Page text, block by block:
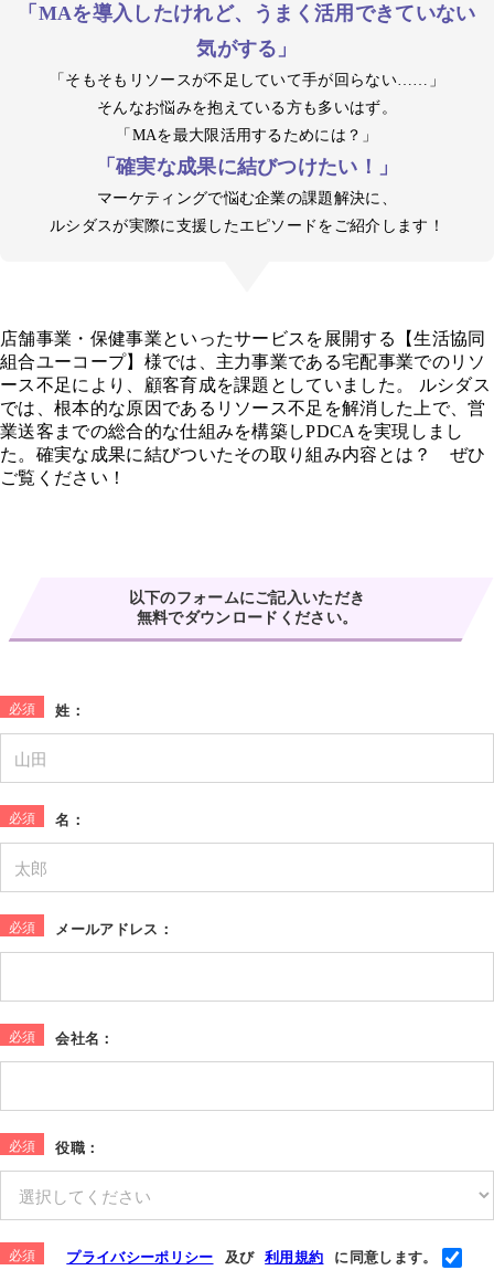
「MAを導入したけれど、うまく活用できていない
気がする」
「そもそもリソースが不足していて手が回らない……」
そんなお悩みを抱えている方も多いはず。
「MAを最大限活用するためには？」
「確実な成果に結びつけたい！」
マーケティングで悩む企業の課題解決に、
ルシダスが実際に支援したエピソードをご紹介します！
店舗事業・保健事業といったサービスを展開する【生活協同
組合ユーコープ】様では、主力事業である宅配事業でのリソ
ース不足により、顧客育成を課題としていました。 ルシダス
では、根本的な原因であるリソース不足を解消した上で、営
業送客までの総合的な仕組みを構築しPDCAを実現しまし
た。確実な成果に結びついたその取り組み内容とは？ ぜひ
ご覧ください！
以下のフォームにご記入いただき
無料でダウンロードください。
姓：
名：
メールアドレス：
会社名：
役職：
プライバシーポリシー 及び 利用規約 に同意します。